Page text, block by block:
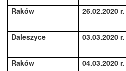
Raków 26.02.2020 r.
Daleszyce
03.03.2020 r.
Raków
04.03.2020 r.